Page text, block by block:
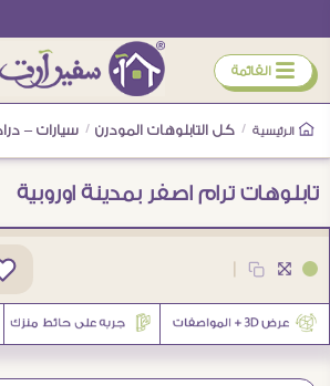
ÿ القائمة
الرئيسية / كل التابلوهات المودرن / سيارات –
تابلوهات ترام اصفر بمدينة اوروبية